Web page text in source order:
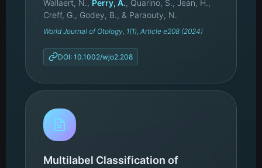
Wallaert, N., Perry, A., Quarino, S., Jean, H.,
Creff, G., Godey, B., & Paraouty, N.
World Journal of Otology, 1(1), Article e208 (2024)
DOI: 10.1002/wjo2.208
Multilabel Classification of